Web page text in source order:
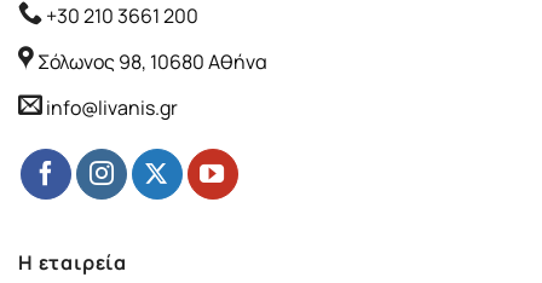
+30 210 3661 200
Σόλωνος 98, 10680 Αθήνα
info@livanis.gr
Η εταιρεία